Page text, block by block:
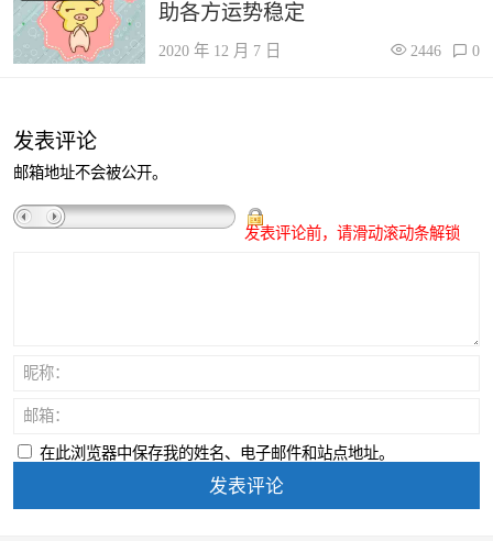
助各方运势稳定
2020 年 12 月 7 日 2446 0
发表评论
邮箱地址不会被公开。
发表评论前，请滑动滚动条解锁
昵称：
邮箱：
在此浏览器中保存我的姓名、电子邮件和站点地址。